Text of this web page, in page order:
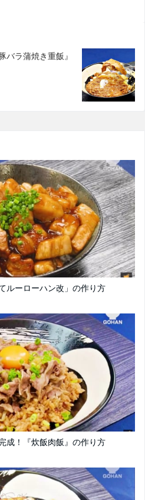
バラ蒲焼き重飯』
ルーローハン改」の作り方
成！『炊飯肉飯』の作り方